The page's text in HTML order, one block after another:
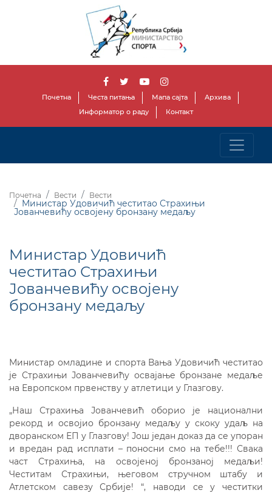
Почетна Честа питања Мапа сајта
Архива
Информатор о раду
Контакт
Почетна Вести Вести
Mинистар Удовичић честитао Страхињи
Јованчевићу освојену бронзану медаљу
Mинистар Удовичић
честитао Страхињи
Јованчевићу освојену
бронзану медаљу
Министар омладине и спорта Вања Удовичић честитао
је Страхињи Јованчевићу освајање бронзане медаље
на Европском првенству у атлетици у Глазгову.
„Наш Страхиња Јованчевић оборио је национални
рекорд и освојио бронзану медаљу у скоку удаљ на
дворанском ЕП у Глазгову! Још један доказ да се упоран
и вредан рад исплати – поносни смо на тебе!!! Свака
част Страхиња, на освојеној бронзаној медаљи!
Честитам Страхињи, његовом стручном штабу и
Атлетском савезу Србије! “, наводи се у честитки